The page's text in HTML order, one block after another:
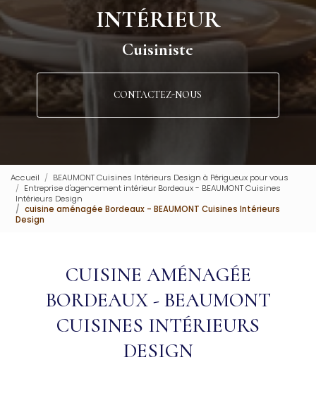
INTÉRIEUR
Cuisiniste
CONTACTEZ-NOUS
Accueil
BEAUMONT Cuisines Intérieurs Design à Périgueux pour vous
Entreprise d'agencement intérieur Bordeaux - BEAUMONT Cuisines
Intérieurs Design
cuisine aménagée Bordeaux - BEAUMONT Cuisines Intérieurs
Design
CUISINE AMÉNAGÉE
BORDEAUX - BEAUMONT
CUISINES INTÉRIEURS
DESIGN